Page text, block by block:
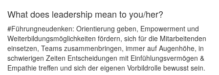
What does leadership mean to you/her?
#Führungneudenken: Orientierung geben, Empowerment und
Weiterbildungsmöglichkeiten fördern, sich für die Mitarbeitenden
einsetzen, Teams zusammenbringen, immer auf Augenhöhe, in
schwierigen Zeiten Entscheidungen mit Einfühlungsvermögen &
Empathie treffen und sich der eigenen Vorbildrolle bewusst sein.